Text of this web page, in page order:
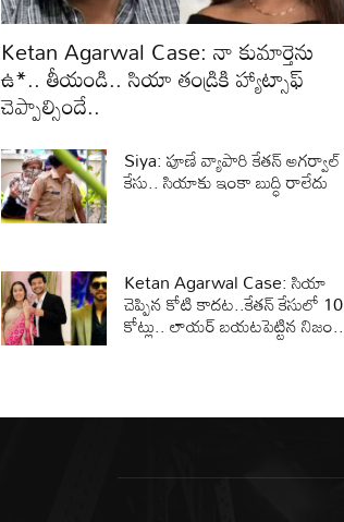
Ketan Agarwal Case: నా కుమార్తెను
ఉ*.. తీయండి.. సియా తండ్రికి హ్యాట్సాఫ్
చెప్పాల్సిందే..
Siya: పూణే వ్యాపారి కేతన్ అగర్వాల్
కేసు.. సియాకు ఇంకా బుద్ధి రాలేదు
Ketan Agarwal Case: సియా
చెప్పిన కోటి కాదట..కేతన్ కేసులో 10
కోట్లు.. లాయర్ బయటపెట్టిన నిజం..